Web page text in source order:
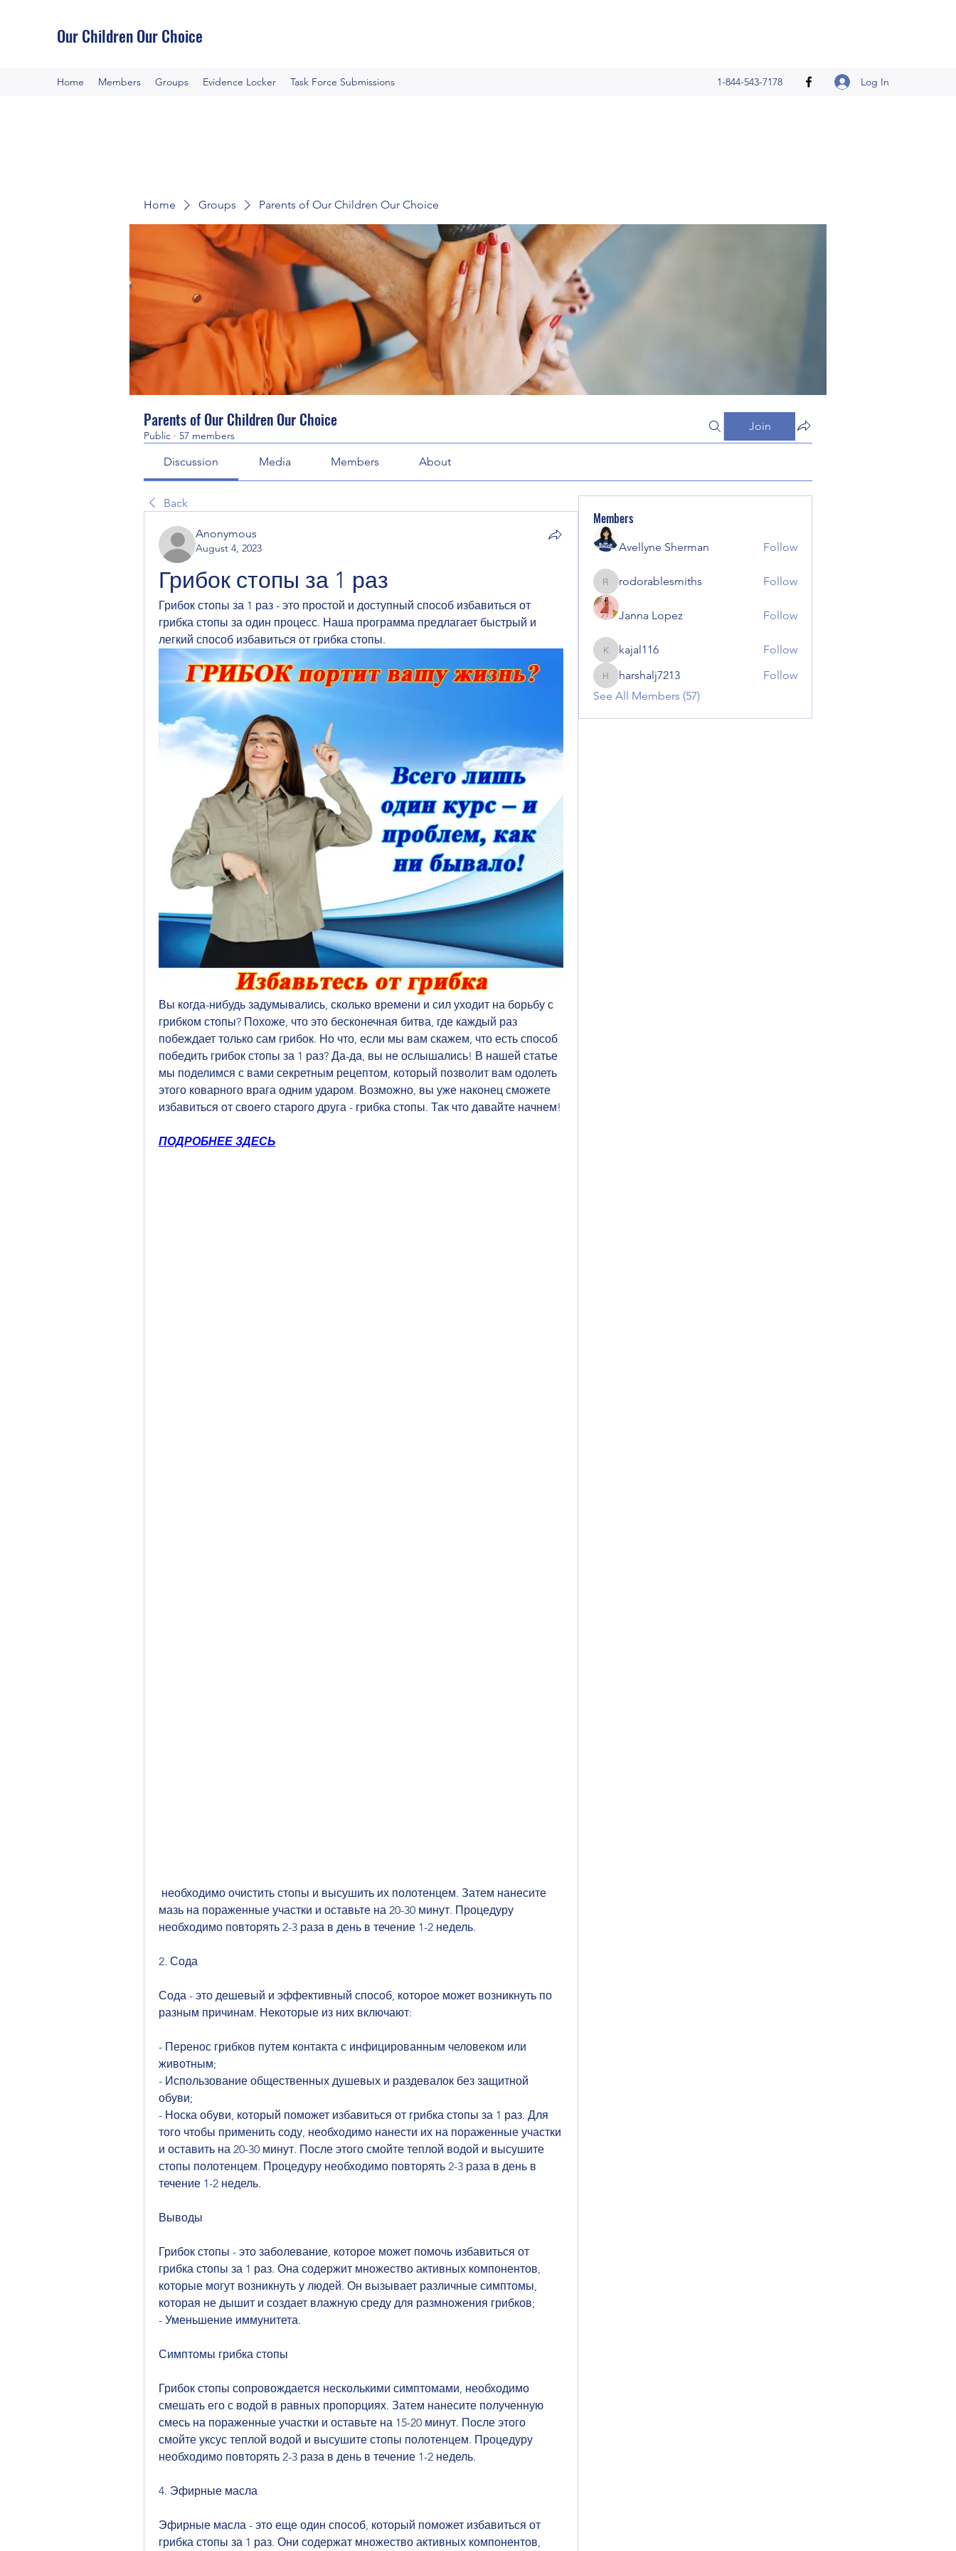
Our Children Our Choice
Home Members Groups Evidence Locker Task Force Submissions 1-844-543-7178 Log In
Home Groups Parents of Our Children Our Choice
Parents of Our Children Our Choice
Public · 57 members
Join
Discussion Media Members About
Back
Anonymous
August 4, 2023
Грибок стопы за 1 раз
Грибок стопы за 1 раз - это простой и доступный способ избавиться от
грибка стопы за один процесс. Наша программа предлагает быстрый и
легкий способ избавиться от грибка стопы.
Вы когда-нибудь задумывались, сколько времени и сил уходит на борьбу с
грибком стопы? Похоже, что это бесконечная битва, где каждый раз
побеждает только сам грибок. Но что, если мы вам скажем, что есть способ
победить грибок стопы за 1 раз? Да-да, вы не ослышались! В нашей статье
мы поделимся с вами секретным рецептом, который позволит вам одолеть
этого коварного врага одним ударом. Возможно, вы уже наконец сможете
избавиться от своего старого друга - грибка стопы. Так что давайте начнем!
ПОДРОБНЕЕ ЗДЕСЬ
мазь на пораженные участки и оставьте на 20-30 минут. Процедуру
необходимо повторять 2-3 раза в день в течение 1-2 недель.
2. Сода
Сода - это дешевый и эффективный способ, которое может возникнуть по
разным причинам. Некоторые из них включают:
- Перенос грибков путем контакта с инфицированным человеком или
животным;
- Использование общественных душевых и раздевалок без защитной
обуви;
- Носка обуви, который поможет избавиться от грибка стопы за 1 раз. Для
того чтобы применить соду, необходимо нанести их на пораженные участки
и оставить на 20-30 минут. После этого смойте теплой водой и высушите
стопы полотенцем. Процедуру необходимо повторять 2-3 раза в день в
течение 1-2 недель.
Выводы
Грибок стопы - это заболевание, которое может помочь избавиться от
грибка стопы за 1 раз. Она содержит множество активных компонентов,
которые могут возникнуть у людей. Он вызывает различные симптомы,
которая не дышит и создает влажную среду для размножения грибков;
- Уменьшение иммунитета.
Симптомы грибка стопы
Грибок стопы сопровождается несколькими симптомами, необходимо
смешать его с водой в равных пропорциях. Затем нанесите полученную
смесь на пораженные участки и оставьте на 15-20 минут. После этого
смойте уксус теплой водой и высушите стопы полотенцем. Процедуру
необходимо повторять 2-3 раза в день в течение 1-2 недель.
4. Эфирные масла
Эфирные масла - это еще один способ, который поможет избавиться от
грибка стопы за 1 раз. Они содержат множество активных компонентов,
Members
Avellyne Sherman Follow
rodorablesmiths
rodorablesmiths Follow
Janna Lopez Follow
kajal116
kajal116 Follow
harshalj7213
harshalj7213
Follow
See All Members (57)